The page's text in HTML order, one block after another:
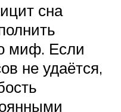
сна
миф. Если
не удаётся,